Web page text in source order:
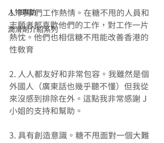
人物專訪
潤滑劑介紹系列
1. 同事們工作熱情。在糖不甩的人員和
志願者都喜歡他們的工作，對工作一片
熱忱。他們也相信糖不甩能改善香港的
性教育
2. 人人都友好和非常包容。我雖然是個
外國人（廣東話也幾乎聽不懂）但我從
來沒感到排除在外。這點我非常感謝 J
小姐的支持和幫助。
3. 具有創造意識。糖不甩面對一個大難